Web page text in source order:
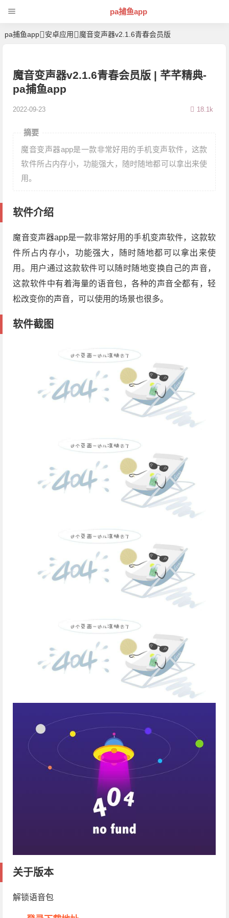
pa捕鱼app
pa捕鱼app 安卓应用 魔音变声器v2.1.6青春会员版
魔音变声器v2.1.6青春会员版 | 芊芊精典-
pa捕鱼app
2022-09-23 18.1k
摘要
魔音变声器app是一款非常好用的手机变声软件，这款
软件所占内存小，功能强大，随时随地都可以拿出来使
用。
软件介绍
魔音变声器app是一款非常好用的手机变声软件，这款软
件所占内存小，功能强大，随时随地都可以拿出来使
用。用户通过这款软件可以随时随地变换自己的声音，
这款软件中有着海量的语音包，各种的声音全都有，轻
松改变你的声音，可以使用的场景也很多。
软件截图
关于版本
解锁语音包